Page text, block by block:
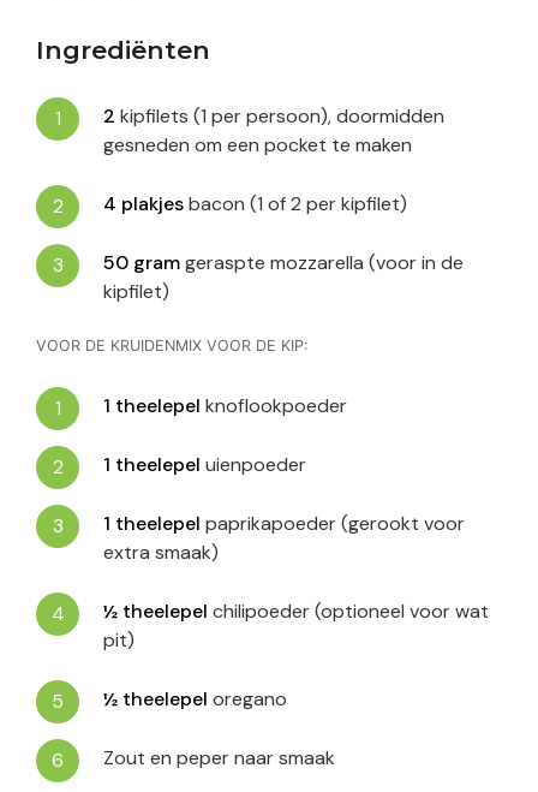
Ingrediënten
2 kipfilets (1 per persoon), doormidden
gesneden om een pocket te maken
4 plakjesbacon (1 of 2 per kipfilet)
50 gramgeraspte mozzarella (voor in de
kipfilet)
VOOR DE KRUIDENMIX VOOR DE KIP:
1 theelepel knoflookpoeder
1 theelepel uienpoeder
1 theelepel paprikapoeder (gerookt voor
extra smaak)
½ theelepel chilipoeder (optioneel voor wat
pit)
½ theelepel oregano
Zout en peper naar smaak